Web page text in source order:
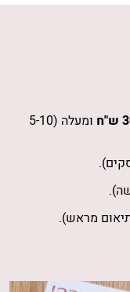
ומעלה (5-10
מראש).